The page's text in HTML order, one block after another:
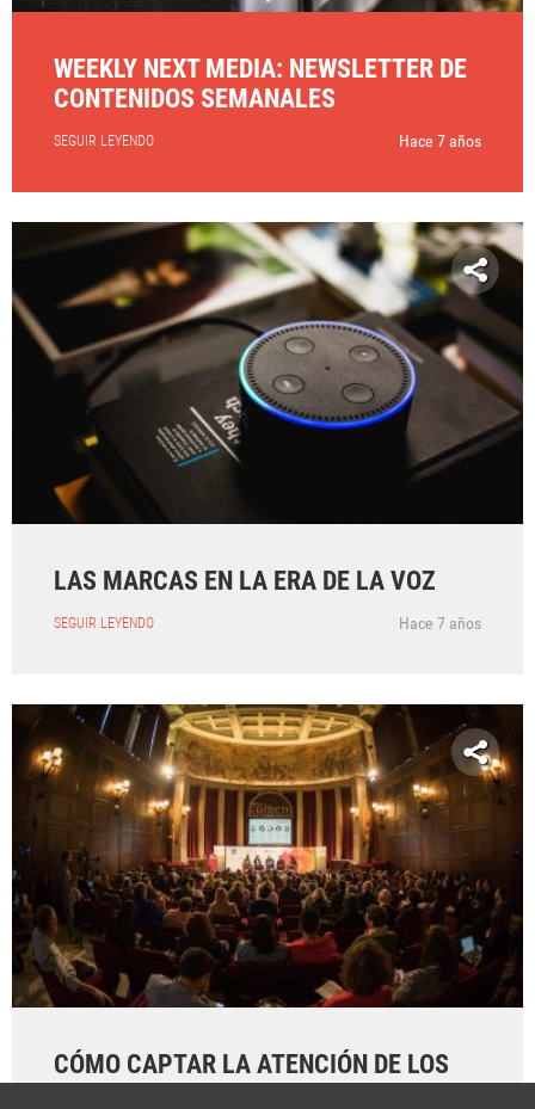
WEEKLY NEXT MEDIA: NEWSLETTER DE
CONTENIDOS SEMANALES
SEGUIR LEYENDO Hace 7 años
LAS MARCAS EN LA ERA DE LA VOZ
SEGUIR LEYENDO Hace 7 años
CÓMO CAPTAR LA ATENCIÓN DE LOS